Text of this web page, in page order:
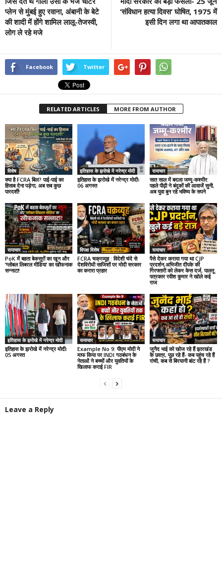
प्लेन से मुंबई हुए रवाना, अंबानी के बेटे
की शादी में होंगे शामिल लालू-तेजस्वी,
लोग ले रहे मजे
‘संविधान हत्या दिवस’ घोषित, 1975 में
इसी दिन लगा था आपातकाल
Facebook Twitter
RELATED ARTICLES MORE FROM AUTHOR
विशेष
क्या है FCRA बिल? पाई-पाई का
हिसाब देना पड़ेगा, अब सब कुछ
पारदर्शी!
इतिहास के झरोखे में नरेन्द्र मोदी
इतिहास के झरोखे में नरेन्द्र मोदीः
06 अगस्त
समाचार
सात साल में बदला जम्मू-कश्मीर:
पहले पीढ़ी ने बंदूकों की आवाजें सुनी,
अब युवा बुन रहे भविष्य के सपने
समाचार
PoK में बहता बेकसूरों का खून और
‘ग्लोबल लिबरल मीडिया’ का खौफनाक
सन्नाटा!
विपक्ष विशेष
FCRA चक्रव्यूह : विदेशी चंदे से
देशविरोधी साजिशों पर मोदी सरकार
का करारा प्रहार
समाचार
पैसे देकर कराया गया था CJP
प्रदर्शन,अभिजीत दीपके की
गिरफ्तारी को लेकर केस दर्ज, पालतू
पत्रकार रवीश कुमार ने खोले कई
राज
इतिहास के झरोखे में नरेन्द्र मोदी
इतिहास के झरोखे में नरेन्द्र मोदीः
05 अगस्त
समाचार
Example No 9: पीएम मोदी ने
माफ किया पर INDI गठबंधन के
नेताओं ने बच्चों और युवतियों के
खिलाफ कराई FIR
समाचार
जुनैद भाई को खोज रहे हैं झारखंड
के छात्र, पूछ रहे हैं- कब पहुंच रहे हैं
रांची, कब से बिरयानी बांट रहे हैं ?
Leave a Reply